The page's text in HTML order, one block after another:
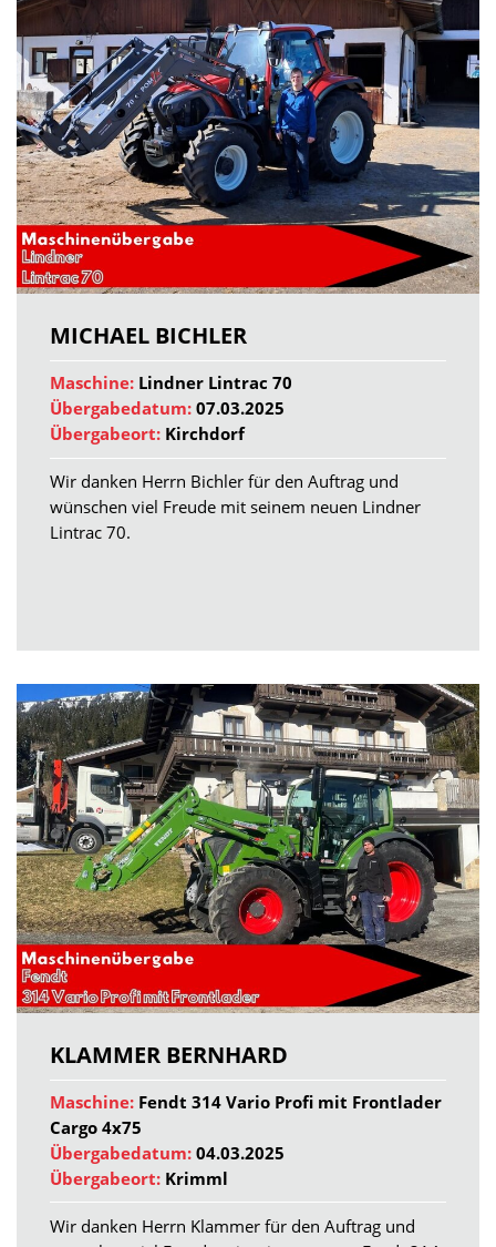
MICHAEL BICHLER
Maschine: Lindner Lintrac 70
Übergabedatum: 07.03.2025
Übergabeort: Kirchdorf
Wir danken Herrn Bichler für den Auftrag und
wünschen viel Freude mit seinem neuen Lindner
Lintrac 70.
KLAMMER BERNHARD
Maschine: Fendt 314 Vario Profi mit Frontlader
Cargo 4x75
Übergabedatum: 04.03.2025
Übergabeort: Krimml
Wir danken Herrn Klammer für den Auftrag und